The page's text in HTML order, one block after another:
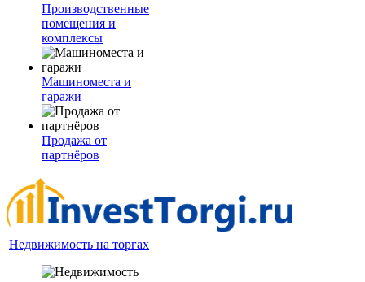
Производственные
помещения и
комплексы
Машиноместа и
гаражи
Продажа от
партнёров
Недвижимость на торгах